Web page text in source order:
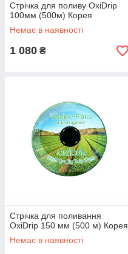
Стрічка для поливу OxiDrip
100мм (500м) Корея
Немає в наявності
1 080 ₴
Стрічка для поливання
OxiDrip 150 мм (500 м) Корея
Немає в наявності